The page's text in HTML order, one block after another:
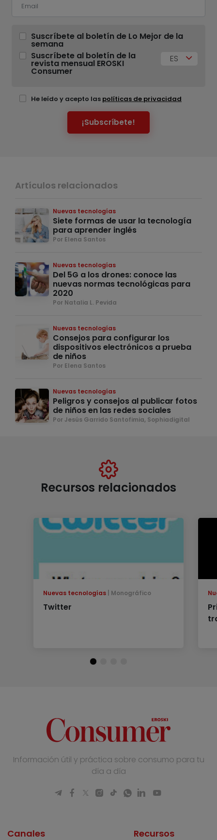
Suscríbete al boletín de Lo Mejor de la
semana
Suscríbete al boletín de la
revista mensual EROSKI
Consumer
ES
He leído y acepto las políticas de privacidad
¡Subscríbete!
Artículos relacionados
Nuevas tecnologías
Siete formas de usar la tecnología
para aprender inglés
Por Elena Santos
Nuevas tecnologías
Del 5G a los drones: conoce las
nuevas normas tecnológicas para
2020
Por Natalia L. Pevida
Nuevas tecnologías
Consejos para configurar los
dispositivos electrónicos a prueba
de niños
Por Elena Santos
Nuevas tecnologías
Peligros y consejos al publicar fotos
de niños en las redes sociales
Por Jesús Garrido Santofimia, Sophiadigital
Recursos relacionados
Nuevas tecnologías Monográfico
Twitter
Información útil y práctica sobre consumo para tu
día a día
Canales Recursos